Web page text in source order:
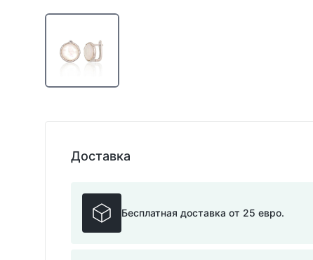
Доставка
Бесплатная доставка от 25 евро.